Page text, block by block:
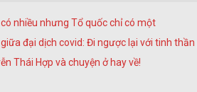
nhiều nhưng Tổ quốc chỉ có một
đại dịch covid: Đi ngược lại với tinh
Thái Hợp và chuyện ở hay về!